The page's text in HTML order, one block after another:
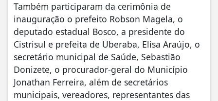
Também participaram da cerimônia de
inauguração o prefeito Robson Magela, o
deputado estadual Bosco, a presidente do
Cistrisul e prefeita de Uberaba, Elisa Araújo, o
secretário municipal de Saúde, Sebastião
Donizete, o procurador-geral do Município
Jonathan Ferreira, além de secretários
municipais, vereadores, representantes das